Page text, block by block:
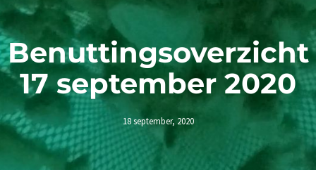
Benuttingsoverzicht
17 september 2020
18 september, 2020